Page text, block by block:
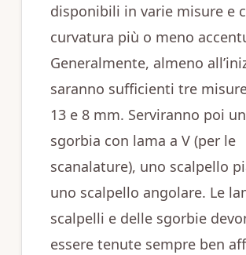
disponibili in varie misure e
curvatura più o meno
Generalmente, almeno
saranno sufficienti tre
13 e 8 mm. Serviranno poi
sgorbia con lama a V (per le
scanalature), uno scalpello
uno scalpello angolare. Le
scalpelli e delle sgorbie
essere tenute sempre ben